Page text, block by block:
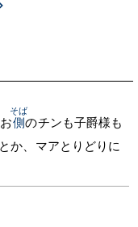
側
そば
のチンも子爵様も
か、マアとりどりに